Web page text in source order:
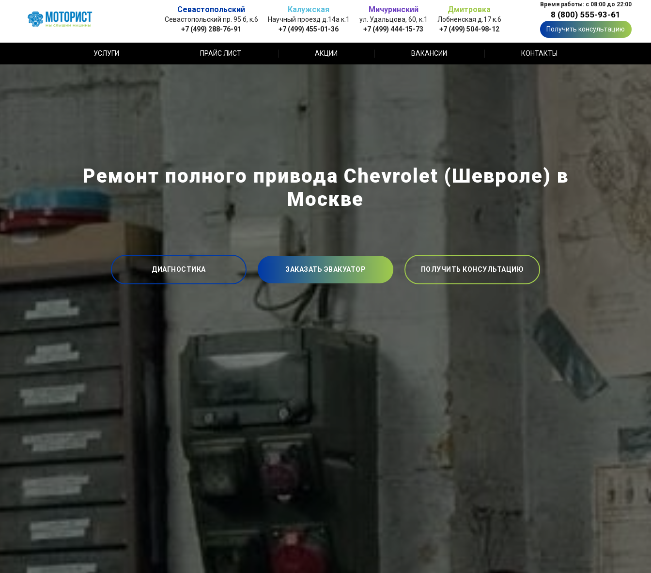
Севастопольский
Севастопольский пр. 95 б, к.6
+7 (499) 288-76-91
Калужская
Научный проезд д.14а к.1
+7 (499) 455-01-36
Мичуринский
ул. Удальцова, 60, к.1
+7 (499) 444-15-73
Дмитровка
Лобненская д.17 к.6
+7 (499) 504-98-12
Время работы: с 08:00 до 22:00
8 (800) 555-93-61
Получить консультацию
УСЛУГИ ПРАЙС ЛИСТ АКЦИИ ВАКАНСИИ КОНТАКТЫ
Ремонт полного привода Chevrolet (Шевроле) в
Москве
ДИАГНОСТИКА ЗАКАЗАТЬ ЭВАКУАТОР ПОЛУЧИТЬ КОНСУЛЬТАЦИЮ